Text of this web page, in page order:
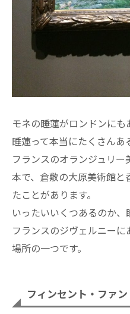
モネの睡蓮がロンドンにも
睡蓮って本当にたくさんあ
フランスのオランジュリ
本で、倉敷の大原美術館
たことがあります。
いったいいくつあるのか、
フランスのジヴェルニー
場所の一つです。
フィンセント・ファン